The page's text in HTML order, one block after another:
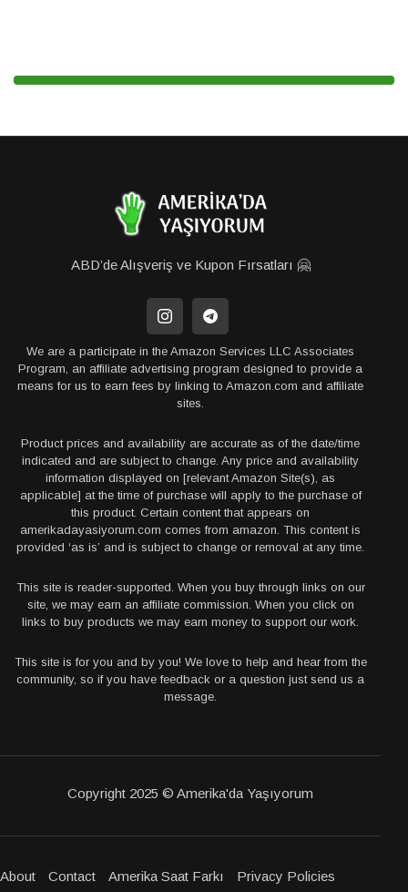
ABD’de Alışveriş ve Kupon Fırsatları 🤗
We are a participate in the Amazon Services LLC Associates
Program, an affiliate advertising program designed to provide a
means for us to earn fees by linking to Amazon.com and affiliate
sites.
Product prices and availability are accurate as of the date/time
indicated and are subject to change. Any price and availability
information displayed on [relevant Amazon Site(s), as
applicable] at the time of purchase will apply to the purchase of
this product. Certain content that appears on
amerikadayasiyorum.com comes from amazon. This content is
provided ‘as is’ and is subject to change or removal at any time.
This site is reader-supported. When you buy through links on our
site, we may earn an affiliate commission. When you click on
links to buy products we may earn money to support our work.
This site is for you and by you! We love to help and hear from the
community, so if you have feedback or a question just send us a
message.
Copyright 2025 © Amerika'da Yaşıyorum
About Contact Amerika Saat Farkı
Privacy Policies